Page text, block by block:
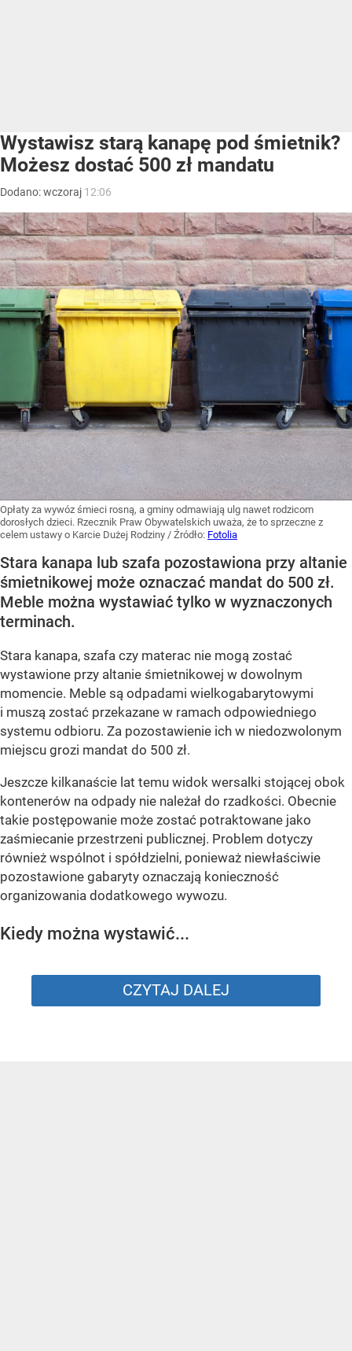
Wystawisz starą kanapę pod śmietnik?
Możesz dostać 500 zł mandatu
Dodano:wczoraj 12:06
Opłaty za wywóz śmieci rosną, a gminy odmawiają ulg nawet rodzicom
dorosłych dzieci. Rzecznik Praw Obywatelskich uważa, że to sprzeczne z
celem ustawy o Karcie Dużej Rodziny / Źródło: Fotolia
Stara kanapa lub szafa pozostawiona przy altanie
śmietnikowej może oznaczać mandat do 500 zł.
Meble można wystawiać tylko w wyznaczonych
terminach.
Stara kanapa, szafa czy materac nie mogą zostać
wystawione przy altanie śmietnikowej w dowolnym
momencie. Meble są odpadami wielkogabarytowymi
i muszą zostać przekazane w ramach odpowiedniego
systemu odbioru. Za pozostawienie ich w niedozwolonym
miejscu grozi mandat do 500 zł.
Jeszcze kilkanaście lat temu widok wersalki stojącej obok
kontenerów na odpady nie należał do rzadkości. Obecnie
takie postępowanie może zostać potraktowane jako
zaśmiecanie przestrzeni publicznej. Problem dotyczy
również wspólnot i spółdzielni, ponieważ niewłaściwie
pozostawione gabaryty oznaczają konieczność
organizowania dodatkowego wywozu.
Kiedy można wystawić...
CZYTAJ DALEJ